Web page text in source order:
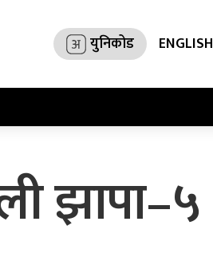
युनिकोड ENGLISH
झापा–५